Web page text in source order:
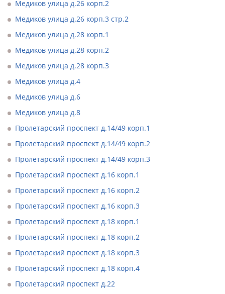
Медиков улица д.26 корп.2
Медиков улица д.26 корп.3 стр.2
Медиков улица д.28 корп.1
Медиков улица д.28 корп.2
Медиков улица д.28 корп.3
Медиков улица д.4
Медиков улица д.6
Медиков улица д.8
Пролетарский проспект д.14/49 корп.1
Пролетарский проспект д.14/49 корп.2
Пролетарский проспект д.14/49 корп.3
Пролетарский проспект д.16 корп.1
Пролетарский проспект д.16 корп.2
Пролетарский проспект д.16 корп.3
Пролетарский проспект д.18 корп.1
Пролетарский проспект д.18 корп.2
Пролетарский проспект д.18 корп.3
Пролетарский проспект д.18 корп.4
Пролетарский проспект д.22